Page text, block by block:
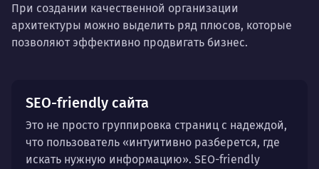
При создании качественной организации
архитектуры можно выделить ряд плюсов, которые
позволяют эффективно продвигать бизнес.
SEO-friendly сайта
Это не просто группировка страниц с надеждой,
что пользователь «интуитивно разберется, где
искать нужную информацию». SEO-friendly